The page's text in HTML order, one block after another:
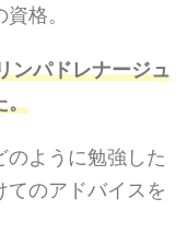
格。
ンパドレナージュ
。
のように勉強した
のアドバイスを